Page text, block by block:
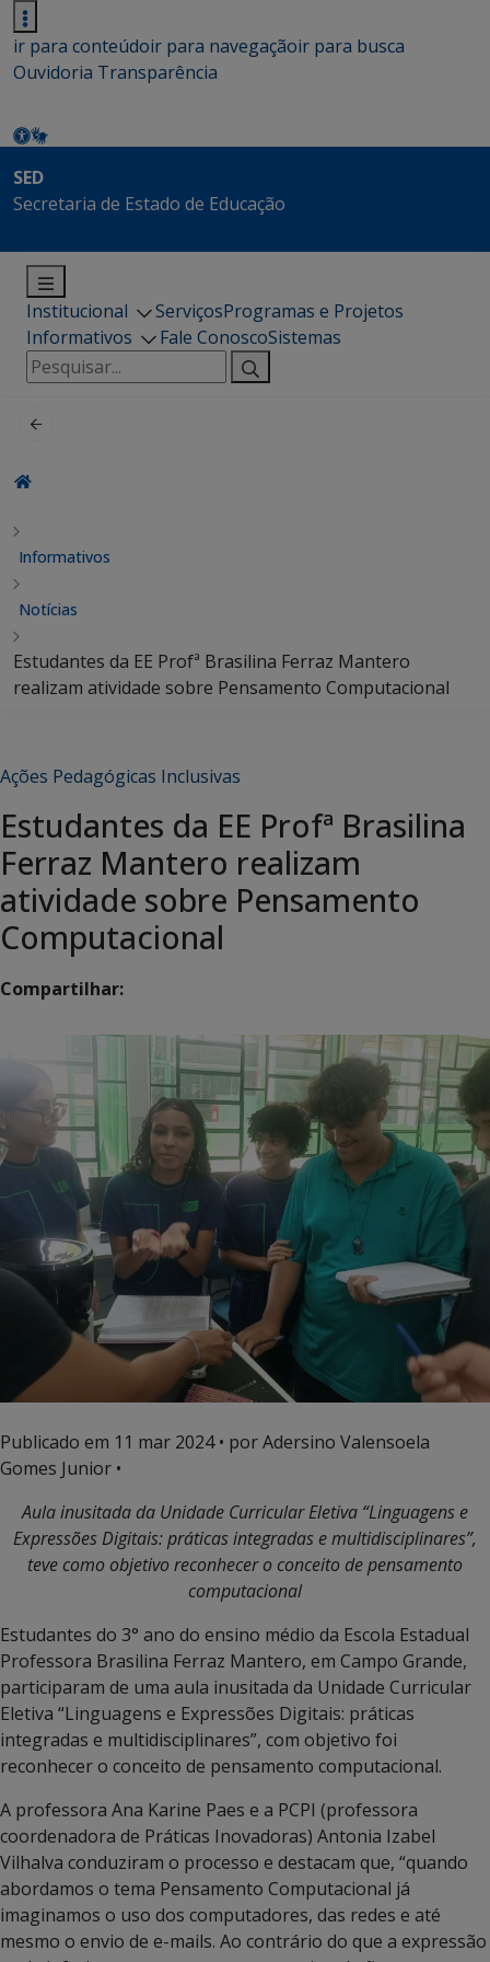
ir para conteúdoir para navegaçãoir para busca
Ouvidoria Transparência
SED
Secretaria de Estado de Educação
Institucional ServiçosProgramas e Projetos
Informativos
Fale ConoscoSistemas
Pesquisar
por:
Informativos
Notícias
Estudantes da EE Profª Brasilina Ferraz Mantero
realizam atividade sobre Pensamento Computacional
Ações Pedagógicas Inclusivas
Estudantes da EE Profª Brasilina
Ferraz Mantero realizam
atividade sobre Pensamento
Computacional
Compartilhar:
Publicado em 11 mar 2024• por Adersino Valensoela
Gomes Junior •
Aula inusitada da Unidade Curricular Eletiva “Linguagens e
Expressões Digitais: práticas integradas e multidisciplinares”,
teve como objetivo reconhecer o conceito de pensamento
computacional
Estudantes do 3° ano do ensino médio da Escola Estadual
Professora Brasilina Ferraz Mantero, em Campo Grande,
participaram de uma aula inusitada da Unidade Curricular
Eletiva “Linguagens e Expressões Digitais: práticas
integradas e multidisciplinares”, com objetivo foi
reconhecer o conceito de pensamento computacional.
A professora Ana Karine Paes e a PCPI (professora
coordenadora de Práticas Inovadoras) Antonia Izabel
Vilhalva conduziram o processo e destacam que, “quando
abordamos o tema Pensamento Computacional já
imaginamos o uso dos computadores, das redes e até
mesmo o envio de e-mails. Ao contrário do que a expressão